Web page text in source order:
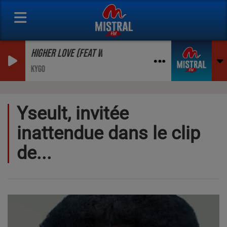
HIGHER LOVE (FEAT WITHNEY HOUSTON)
KYGO
Yseult, invitée
inattendue dans le clip
de...